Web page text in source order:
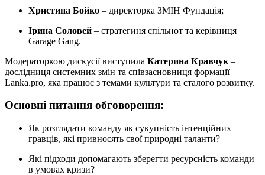
Христина Бойко – директорка ЗМІН Фундація;
Ірина Соловей – стратегиня спільнот та керівниця
Garage Gang.
Модераторкою дискусії виступила Катерина Кравчук –
дослідниця системних змін та співзасновниця формації
Lanka.pro, яка працює з темами культури та сталого розвитку.
Основні питання обговорення:
Як розглядати команду як сукупність інтенційних
гравців, які привносять свої природні таланти?
Які підходи допомагають зберегти ресурсність команди
в умовах кризи?